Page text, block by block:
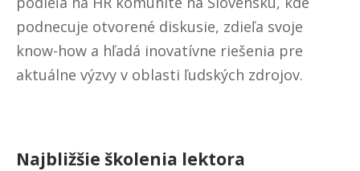
podnecuje otvorené diskusie, zdieľa svoje
know-how a hľadá inovatívne riešenia pre
aktuálne výzvy v oblasti ľudských zdrojov.
Najbližšie školenia lektora